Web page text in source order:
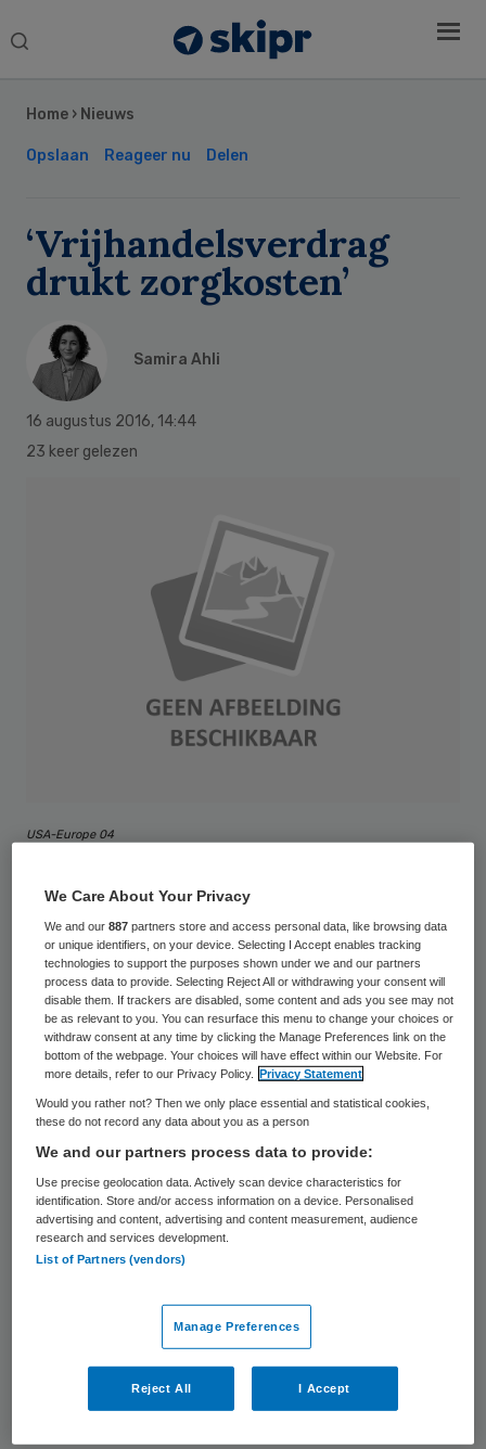
Search
Home › Nieuws
Opslaan Reageer nu Delen
‘Vrijhandelsverdrag
drukt zorgkosten’
Samira Ahli
16 augustus 2016, 14:44
23 keer gelezen
USA-Europe 04
Vrijhandelsverdrag TTIP kan een positief
effect hebben op de kostenontwikkeling in
de zorg, met name door goedkopere
medische hulpmiddelen en medicijnen. Het
vrijhandelsverdrag tussen de VS en de EU
neemt onder meer de import- en
exporttarieven op medische hulpmiddelen
en -innovaties weg. Vooral voor kleinere
producenten zou dat aanzienlijk in de
bedrijfskosten kunnen schelen.
Dat stelt het Europese onderzoeksinstituut
Ecorysin een tussentijdse analyse van de
effecten van het Transatlantic Trade &
Investment Partnership (TTIP). De
Europese Commissie heeft in 2013 Ecorys
gevraagd om te kijken naar de mogelijke
Sidebar
We Care About Your Privacy
We and our887 partners store and access personal data, like browsing data
or unique identifiers, on your device. Selecting I Accept enables tracking
technologies to support the purposes shown under we and our partners
process data to provide. Selecting Reject All or withdrawing your consent will
disable them. If trackers are disabled, some content and ads you see may not
be as relevant to you. You can resurface this menu to change your choices or
withdraw consent at any time by clicking the Manage Preferences link on the
bottom of the webpage. Your choices will have effect within our Website. For
more details, refer to our Privacy Policy.
Privacy Statement
Would you rather not? Then we only place essential and statistical cookies,
these do not record any data about you as a person
We and our partners process data to provide:
Use precise geolocation data. Actively scan device characteristics for
identification. Store and/or access information on a device. Personalised
advertising and content, advertising and content measurement, audience
research and services development.
List of Partners (vendors)
Manage Preferences
Reject All I Accept